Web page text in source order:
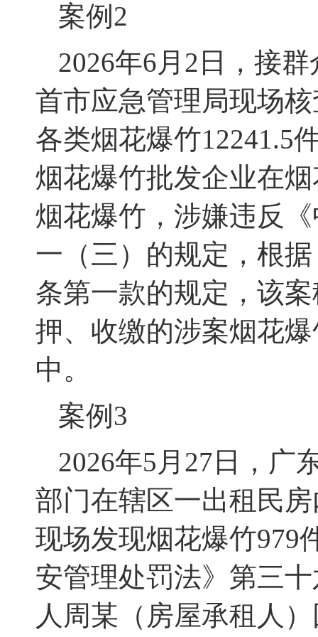
案例 2
2026年6月2日，接
首市应急管理局现场
各类烟花爆竹12241.5
烟花爆竹批发企业在
烟花爆竹，涉嫌违反
一（三）的规定，根
条第一款的规定，该
押、收缴的涉案烟花
中。
案例 3
2026年5月27日，广
部门在辖区一出租民
现场发现烟花爆竹979
安管理处罚法》第三
人周某（房屋承租人